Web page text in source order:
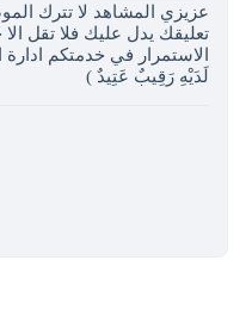
عزيزي المشاهد لا تترك
تعليقك يدل عليك فلا تقل
الاستمرار في خدمتكم
لَدَيْهِ رَقِيبٌ عَتِيدٌ )